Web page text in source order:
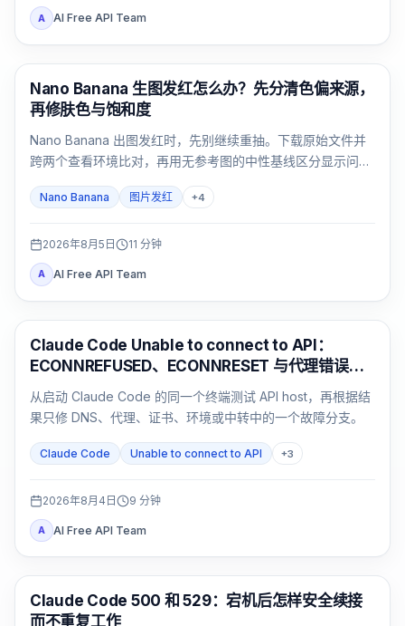
A AI Free API Team
AI 图像生成
Nano Banana 生图发红怎么办？先分清色偏来源，
再修肤色与饱和度
Nano Banana 出图发红时，先别继续重抽。下载原始文件并
跨两个查看环境比对，再用无参考图的中性基线区分显示问
Nano Banana 图片发红 +4
2026年8月5日 11 分钟
A AI Free API Team
Claude Code
Claude Code Unable to connect to API：
ECONNREFUSED、ECONNRESET 与代理错误排
从启动 Claude Code 的同一个终端测试 API host，再根据结
果只修 DNS、代理、证书、环境或中转中的一个故障分支。
Claude Code Unable to connect to API +3
2026年8月4日 9 分钟
A AI Free API Team
Claude Code
Claude Code 500 和 529：宕机后怎样安全续接
而不重复工作